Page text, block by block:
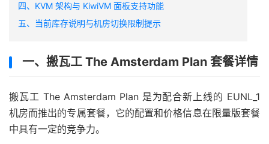
四、KVM 架构与 KiwiVM 面板支持功能
五、当前库存说明与机房切换限制提示
一、搬瓦工 The Amsterdam Plan 套餐详情
搬瓦工 The Amsterdam Plan 是为配合新上线的 EUNL_1
机房而推出的专属套餐，它的配置和价格信息在限量版套餐
中具有一定的竞争力。